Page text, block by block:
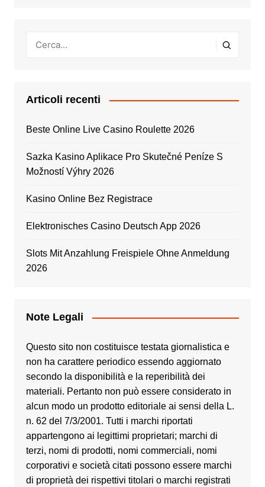
Articoli recenti
Beste Online Live Casino Roulette 2026
Sazka Kasino Aplikace Pro Skutečné Peníze S
Možností Výhry 2026
Kasino Online Bez Registrace
Elektronisches Casino Deutsch App 2026
Slots Mit Anzahlung Freispiele Ohne Anmeldung
2026
Note Legali
Questo sito non costituisce testata giornalistica e
non ha carattere periodico essendo aggiornato
secondo la disponibilità e la reperibilità dei
materiali. Pertanto non può essere considerato in
alcun modo un prodotto editoriale ai sensi della L.
n. 62 del 7/3/2001. Tutti i marchi riportati
appartengono ai legittimi proprietari; marchi di
terzi, nomi di prodotti, nomi commerciali, nomi
corporativi e società citati possono essere marchi
di proprietà dei rispettivi titolari o marchi registrati